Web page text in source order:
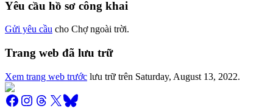
Yêu cầu hồ sơ công khai
Gửi yêu cầu cho Chợ ngoài trời.
Trang web đã lưu trữ
Xem trang web trước lưu trữ trên Saturday, August 13, 2022.